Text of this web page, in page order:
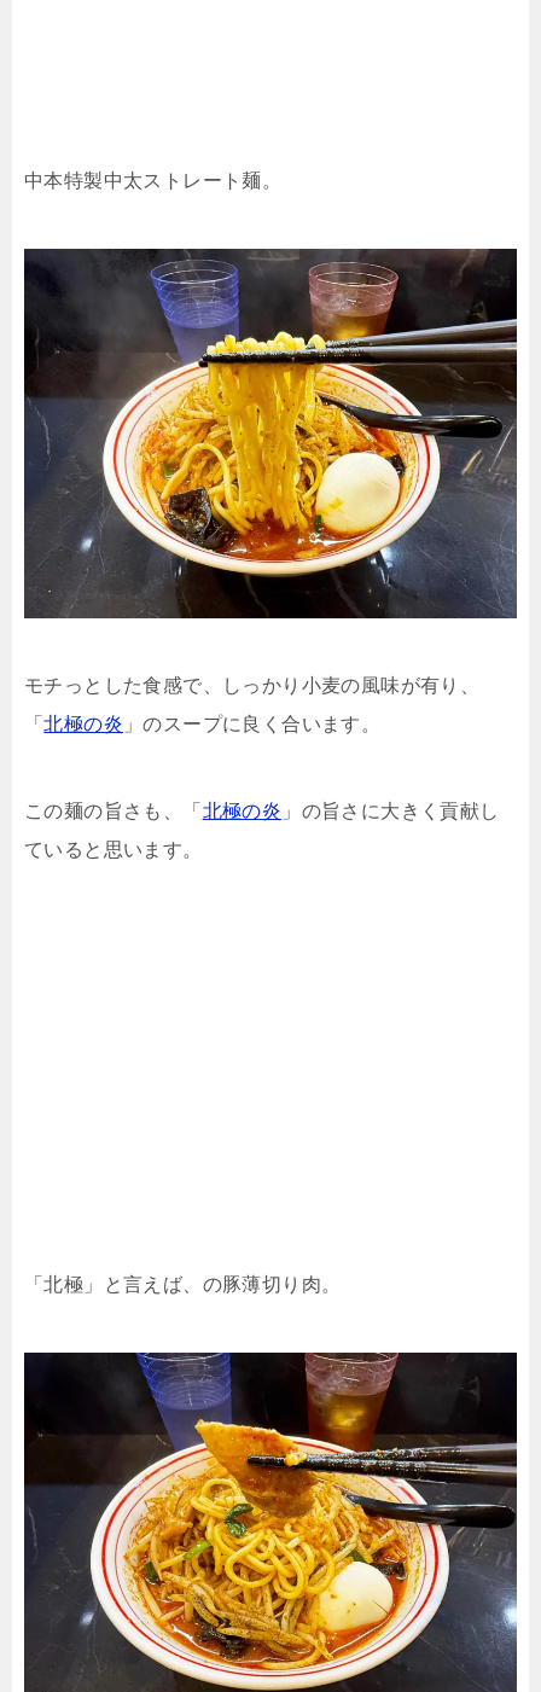
中本特製中太ストレート麺。
モチっとした食感で、しっかり小麦の風味が有り、
「北極の炎 」のスープに良く合います。
この麺の旨さも、「 北極の炎 」の旨さに大きく貢献し
ていると思います。
「北極」と言えば、の豚薄切り肉。